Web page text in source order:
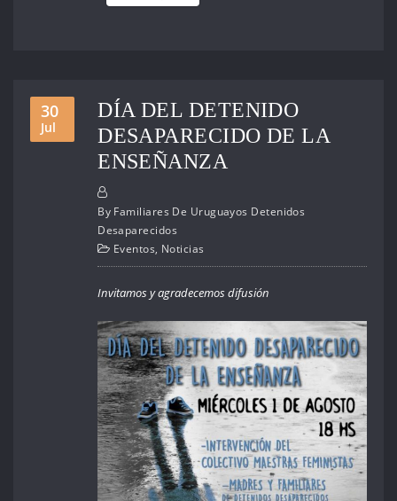
30
Jul
DÍA DEL DETENIDO
DESAPARECIDO DE LA
ENSEÑANZA
By Familiares De Uruguayos Detenidos
Desaparecidos
Eventos, Noticias
Invitamos y agradecemos difusión